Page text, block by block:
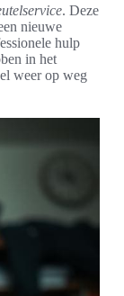
. Deze
nieuwe
hulp
in het
weer op weg